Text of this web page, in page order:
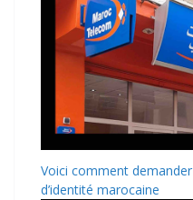
Voici comment
d’identité marocaine